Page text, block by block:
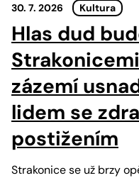
30. 7. 2026 Kultura
Hlas dud
zázemí
lidem se
postižením
Strakonice se už brzy